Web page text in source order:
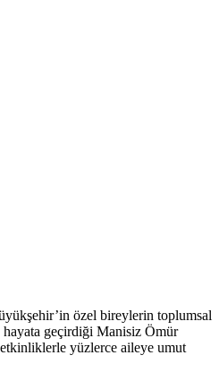
özel bireylerin toplumsal
hayata geçirdiği Manisiz Ömür
yüzlerce aileye umut